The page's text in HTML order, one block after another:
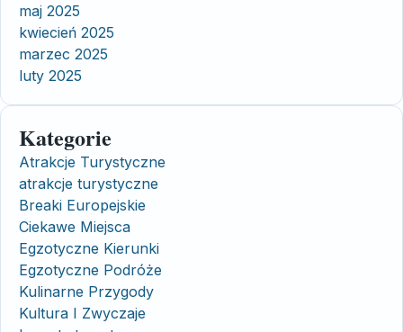
maj 2025
kwiecień 2025
marzec 2025
luty 2025
Kategorie
Atrakcje Turystyczne
atrakcje turystyczne
Breaki Europejskie
Ciekawe Miejsca
Egzotyczne Kierunki
Egzotyczne Podróże
Kulinarne Przygody
Kultura I Zwyczaje